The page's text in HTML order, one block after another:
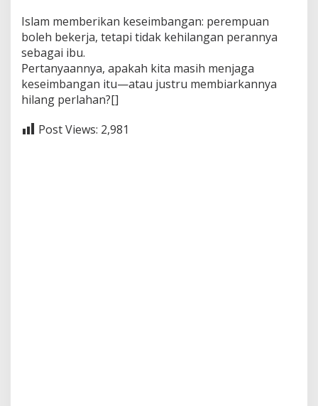
Islam memberikan keseimbangan: perempuan
boleh bekerja, tetapi tidak kehilangan perannya
sebagai ibu.
Pertanyaannya, apakah kita masih menjaga
keseimbangan itu—atau justru membiarkannya
hilang perlahan?[]
Post Views: 2,981